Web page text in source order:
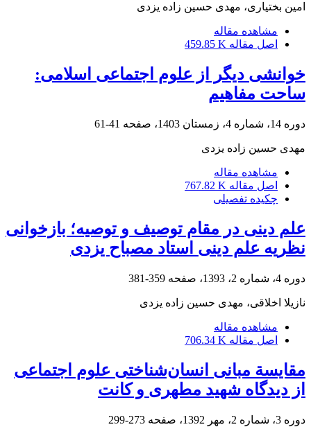
امین بختیاری، مهدی حسین زاده یزدی
مشاهده مقاله
اصل مقاله 459.85 K
خوانشی دیگر از علوم اجتماعی اسلامی:
ساحت مفاهیم
دوره 14، شماره 4، زمستان 1403، صفحه 41-61
مهدی حسین زاده یزدی
مشاهده مقاله
اصل مقاله 767.82 K
چکیده تفصیلی
علم دینی در مقام توصیف و توصیه؛ بازخوانی
نظریه علم دینی استاد مصباح یزدی
دوره 4، شماره 2، 1393، صفحه 359-381
نازیلا اخلاقی، مهدی حسین زاده یزدی
مشاهده مقاله
اصل مقاله 706.34 K
مقایسة مبانی انسان‌شناختی علوم اجتماعی
از دیدگاه شهید مطهری و کانت
دوره 3، شماره 2، مهر 1392، صفحه 273-299